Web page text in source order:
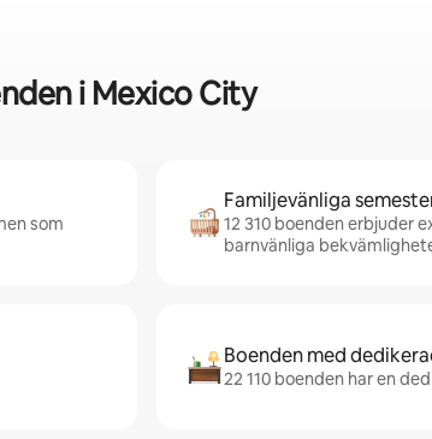
i Mexico City
som
Familjevänliga
12 310 boenden erbjuder
barnvänliga
Boenden med
22 110 boenden har en